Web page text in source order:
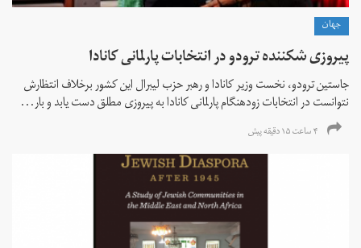
جهان
پیروزی شکننده ترودو در انتخابات پارلمانی کانادا
جاستین ترودو، نخست وزیر کانادا و رهبر حزب لیبرال این کشور برخلاف انتظارش
نتوانست در انتخابات زود‌هنگام پارلمانی کانادا به پیروزی مطلق دست یابد و بار...
۴ ساعت ۱۵ دقیقه پیش